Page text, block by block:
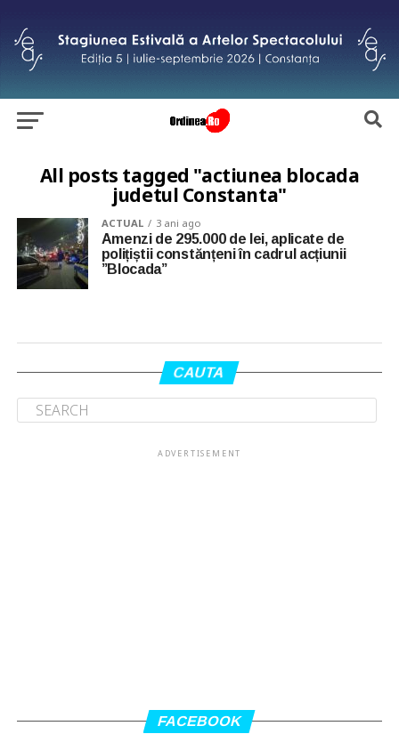
All posts tagged "actiunea blocada
judetul Constanta"
ACTUAL 3 ani ago
Amenzi de 295.000 de lei, aplicate de
polițiștii constănțeni în cadrul acțiunii
”Blocada”
CAUTA
ADVERTISEMENT
FACEBOOK